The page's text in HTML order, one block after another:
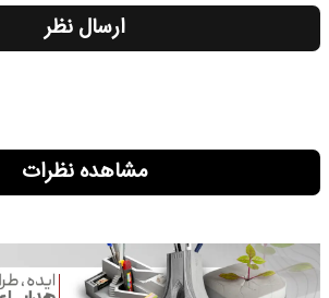
ارسال نظر
مشاهده نظرات